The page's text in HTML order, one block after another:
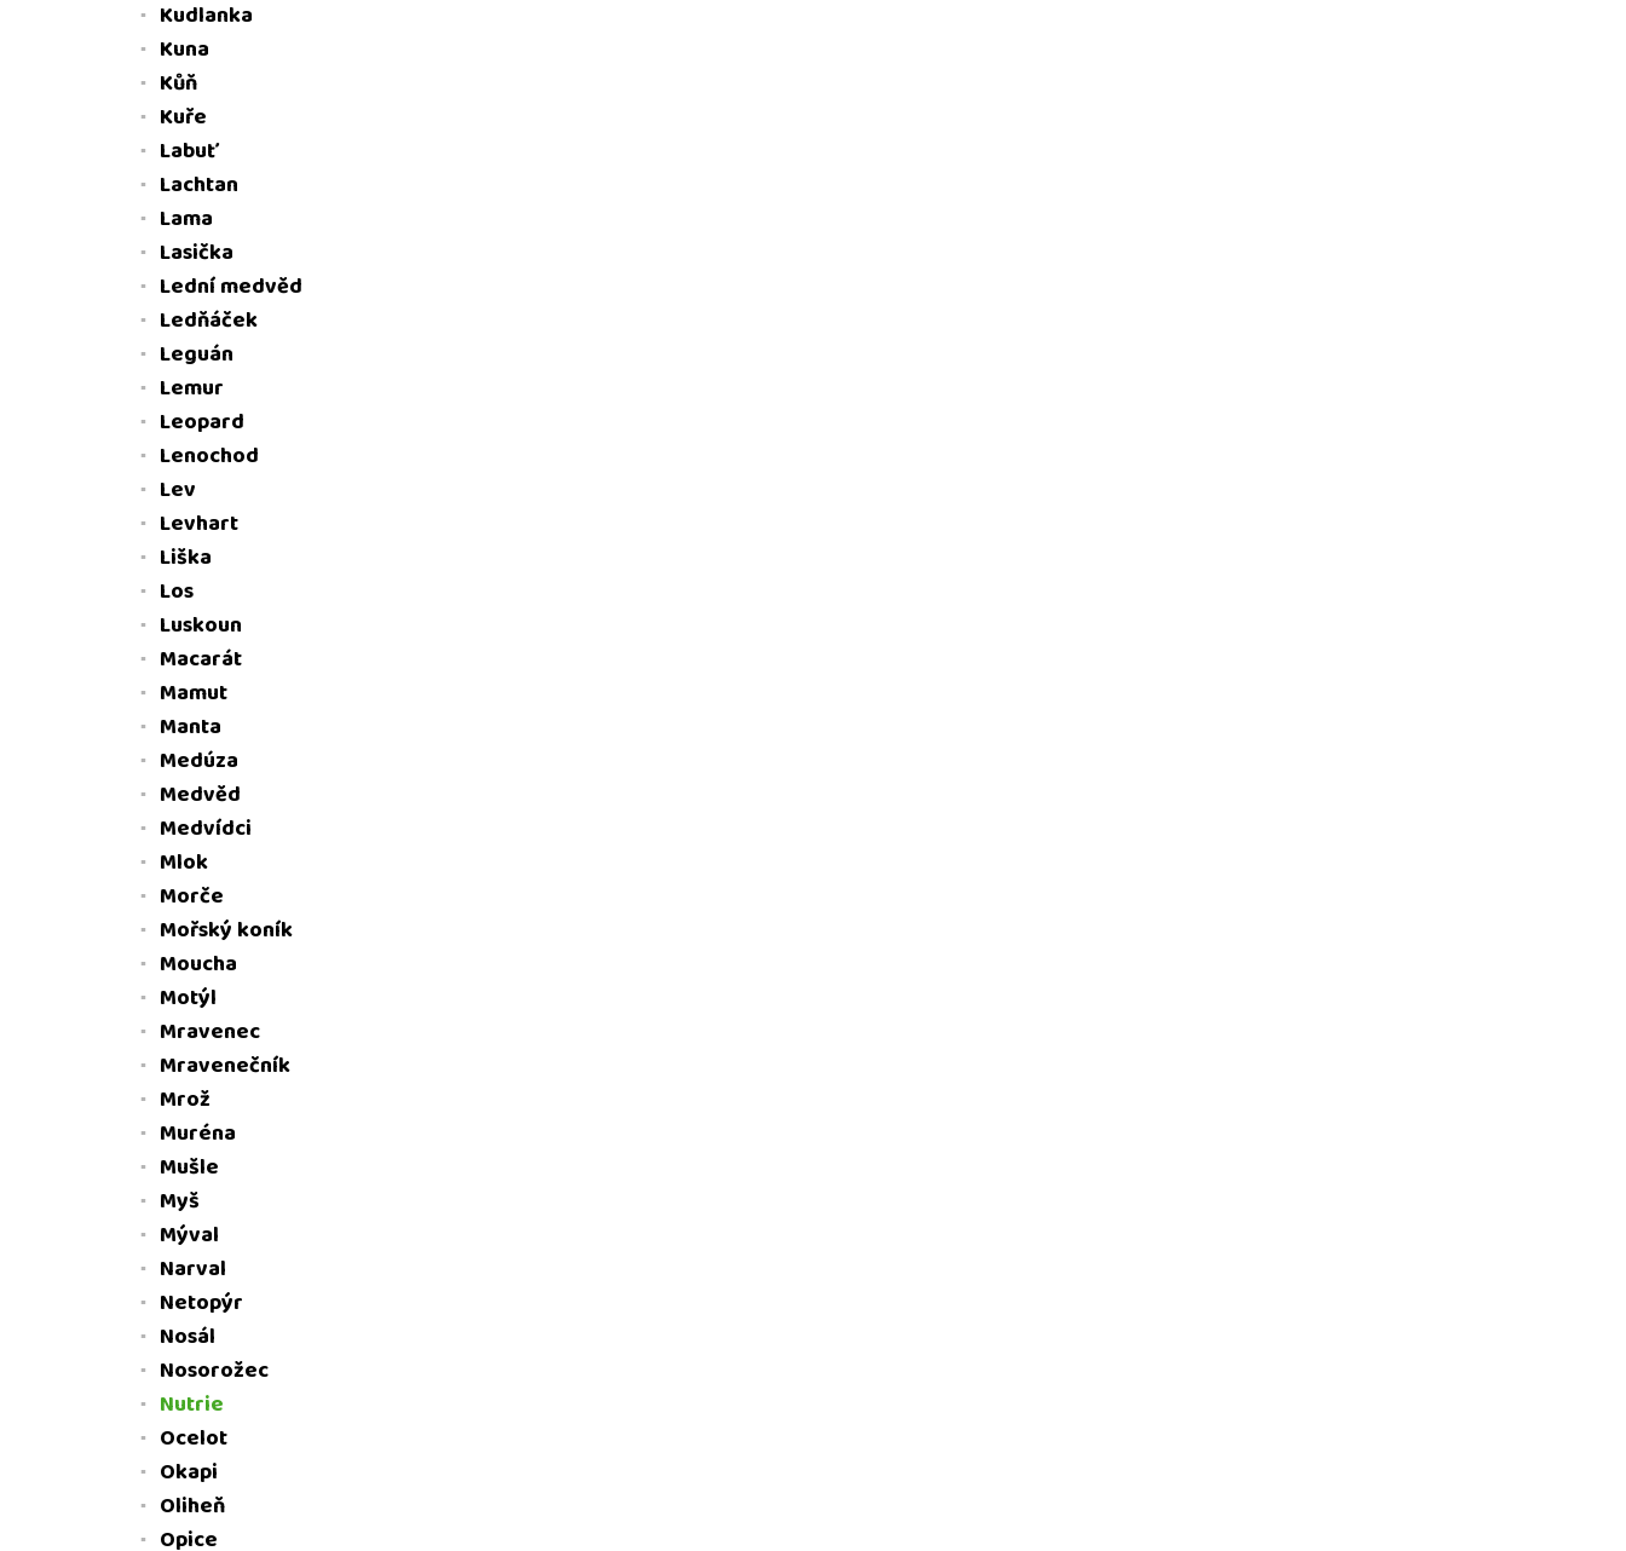
Kudlanka
Kuna
Kůň
Kuře
Labuť
Lachtan
Lama
Lasička
Lední medvěd
Ledňáček
Leguán
Lemur
Leopard
Lenochod
Lev
Levhart
Liška
Los
Luskoun
Macarát
Mamut
Manta
Medúza
Medvěd
Medvídci
Mlok
Morče
Mořský koník
Moucha
Motýl
Mravenec
Mravenečník
Mrož
Muréna
Mušle
Myš
Mýval
Narval
Netopýr
Nosál
Nosorožec
Nutrie
Ocelot
Okapi
Oliheň
Opice